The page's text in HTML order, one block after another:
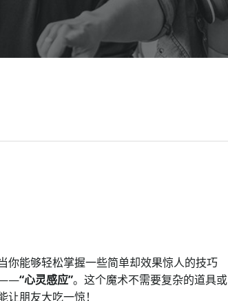
你能够轻松掌握一些简单却效果惊人的技巧
——“心灵感应”。这个魔术不需要复杂的道具或
朋友大吃一惊！